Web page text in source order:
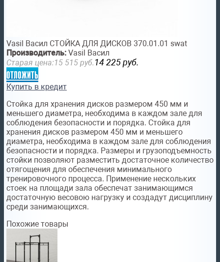
Vasil Васил СТОЙКА ДЛЯ ДИСКОВ 370.01.01 swat
Производитель: Vasil Васил
Старая цена:15 515 руб. 14 225 руб.
отложить
Купить в кредит
Стойка для хранения дисков размером 450 мм и
меньшего диаметра, необходима в каждом зале для
соблюдения безопасности и порядка. Стойка для
хранения дисков размером 450 мм и меньшего
диаметра, необходима в каждом зале для соблюдения
безопасности и порядка. Размеры и грузоподъемность
стойки позволяют разместить достаточное количество
отягощения для обеспечения минимального
тренировочного процесса. Применение нескольких
стоек на площади зала обеспечат занимающимся
достаточную весовою нагрузку и создадут дисциплину
среди занимающихся.
Похожие товары